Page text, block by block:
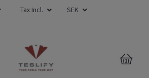
Tax Incl. SEK
0